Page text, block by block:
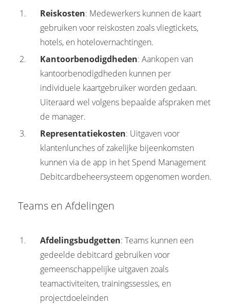
Reiskosten: Medewerkers kunnen de kaart
gebruiken voor reiskosten zoals vliegtickets,
hotels, en hotelovernachtingen.
Kantoorbenodigdheden: Aankopen van
kantoorbenodigdheden kunnen per
individuele kaartgebruiker worden gedaan.
Uiteraard wel volgens bepaalde afspraken met
de manager.
Representatiekosten: Uitgaven voor
klantenlunches of zakelijke bijeenkomsten
kunnen via de app in het Spend Management
Debitcardbeheersysteem opgenomen worden.
Teams en Afdelingen
Afdelingsbudgetten: Teams kunnen een
gedeelde debitcard gebruiken voor
gemeenschappelijke uitgaven zoals
teamactiviteiten, trainingssessies, en
projectdoeleinden